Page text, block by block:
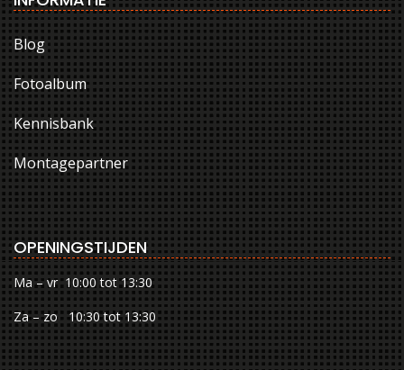
Blog
Fotoalbum
Kennisbank
Montagepartner
OPENINGSTIJDEN
Ma – vr 10:00 tot 13:30
Za – zo 10:30 tot 13:30